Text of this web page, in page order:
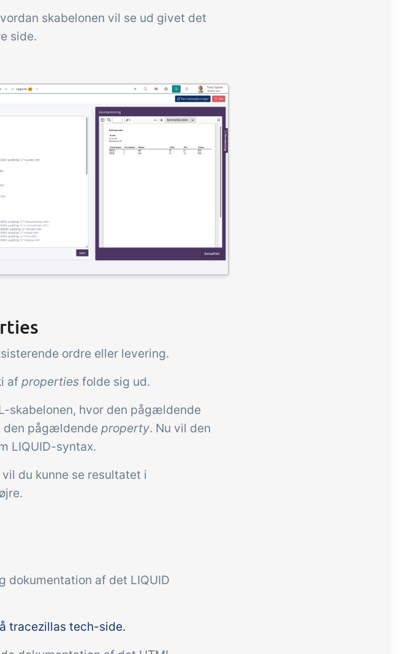
skabelonen vil se ud givet det
side.
ordre eller levering.
af properties folde sig ud.
skabelonen, hvor den pågældende
den pågældende property. Nu vil den
LIQUID-syntax.
du kunne se resultatet i
af det LIQUID
tracezillas tech-side.